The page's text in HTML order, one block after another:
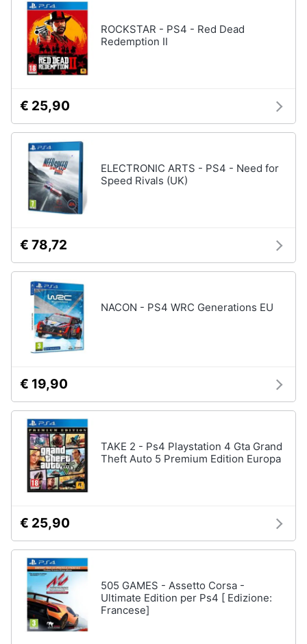
mondo
gaming
Portatile
Gaming
Videogiochi
Desktop
gaming
Sedia
Vedi
ROCKSTAR - PS4 - Red Dead
Redemption II
€ 25,90
ELECTRONIC ARTS - PS4 - Need for
Speed Rivals (UK)
€ 78,72
NACON - PS4 WRC Generations EU
€ 19,90
TAKE 2 - Ps4 Playstation 4 Gta Grand
Theft Auto 5 Premium Edition Europa
€ 25,90
505 GAMES - Assetto Corsa -
Ultimate Edition per Ps4 [ Edizione:
Francese]